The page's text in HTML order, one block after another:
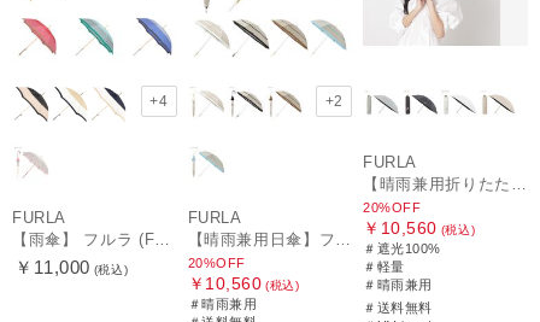
+4
FURLA
￥11,000 (税込)
+2
FURLA
20%OFF
￥10,560 (税込)
＃晴雨兼用
FURLA
20%OFF
￥10,560 (税込)
＃遮光100%
＃軽量
＃晴雨兼用
＃送料無料